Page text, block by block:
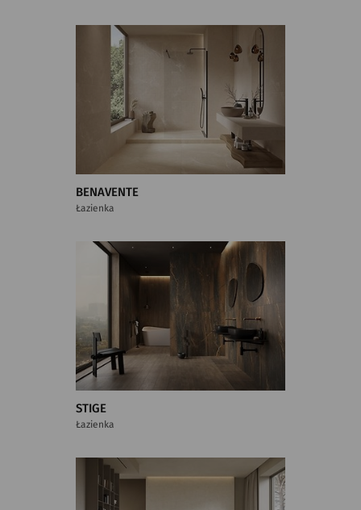
BENAVENTE
Łazienka
STIGE
Łazienka